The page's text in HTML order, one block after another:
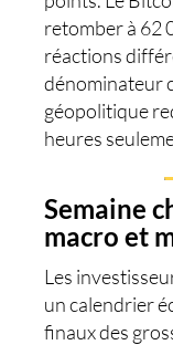
retomber à 62
réactions
dénominateur
géopolitique
heures
Semaine
macro et
Les
un calendrier
finaux des